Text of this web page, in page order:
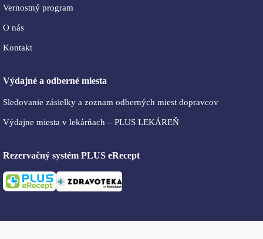
Vernostný program
O nás
Kontakt
Výdajné a odberné miesta
Sledovanie zásielky a zoznam odberných miest dopravcov
Výdajne miesta v lekárňach – PLUS LEKÁREŇ
Rezervačný systém PLUS eRecept